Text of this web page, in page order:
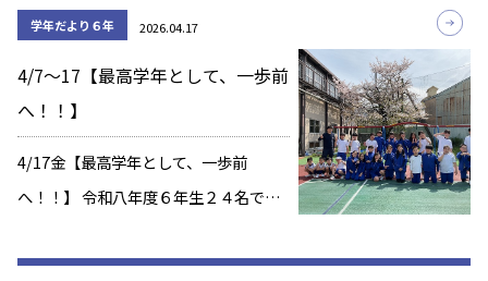
クを行いました。 今回の目的は、日常
『なぜ』を見つけることでした。 ま
た、地域の魅 […]
学年だより６年 2026.04.17
4/7～17【最高学年として、一歩前
へ！！】
4/17金【最高学年として、一歩前
へ！！】 令和八年度６年生２４名でス
るく学校生活を過ごしています。 ～＊